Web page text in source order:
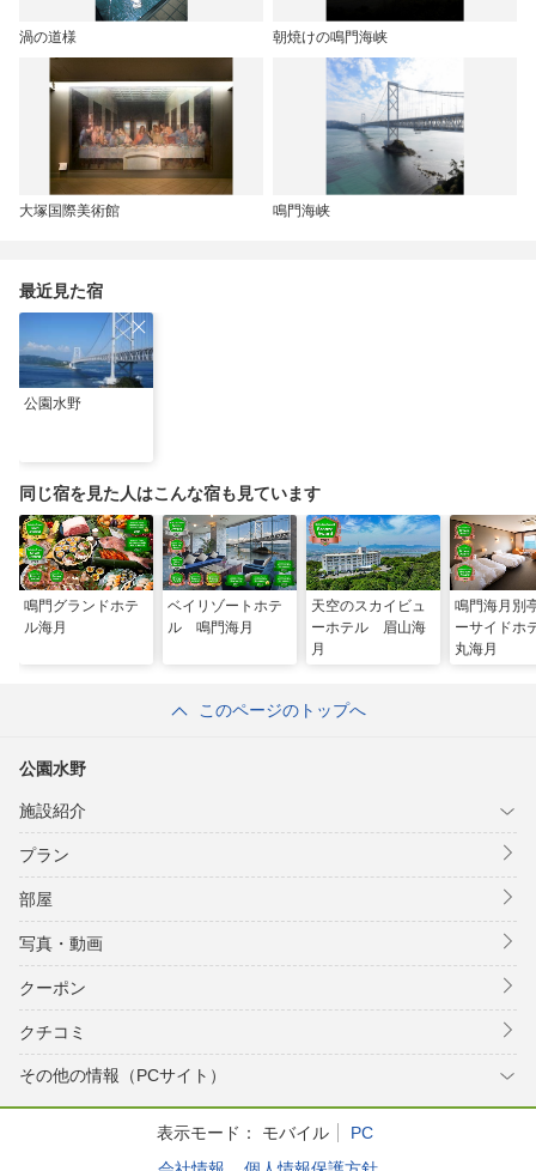
渦の道様 朝焼けの鳴門海峡
大塚国際美術館 鳴門海峡
最近見た宿
公園水野
同じ宿を見た人はこんな宿も見ています
鳴門グランドホテ
ル海月
ベイリゾートホテ
ル 鳴門海月
天空のスカイビュ
ーホテル 眉山海
月
鳴門海月
ーサイドホ
丸海月
このページのトップへ
公園水野
施設紹介
プラン
部屋
写真・動画
クーポン
クチコミ
その他の情報（PCサイト）
表示モード： モバイル
PC